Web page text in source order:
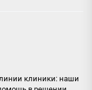
линии клиники: наши